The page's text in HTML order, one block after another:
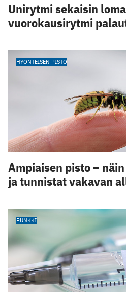
Unirytmi sekaisin
vuorokausirytmi
HYÖNTEISEN PISTO
Ampiaisen pisto –
ja tunnistat vakavan
PUNKKI